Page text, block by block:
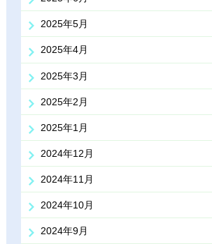
2025年5月
2025年4月
2025年3月
2025年2月
2025年1月
2024年12月
2024年11月
2024年10月
2024年9月